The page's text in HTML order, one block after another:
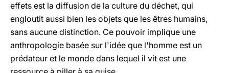
effets est la diffusion de la culture du déchet, qui
engloutit aussi bien les objets que les êtres humains,
sans aucune distinction. Ce pouvoir implique une
anthropologie basée sur l'idée que l'homme est un
prédateur et le monde dans lequel il vit est une